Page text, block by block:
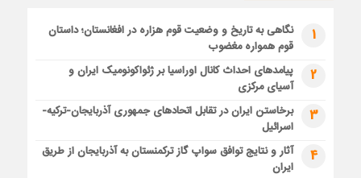
1
نگاهی به تاریخ و وضعیت قوم هزاره در افغانستان؛ داستان
قوم همواره مغضوب
2
پیامدهای احداث کانال اوراسیا بر ژئواکونومیک ایران و
آسیای مرکزی
3
برخاستن ایران در تقابل اتحادهای جمهوری آذربایجان-ترکیه-
اسرائیل
4
آثار و نتایج توافق سواپ گاز ترکمنستان به آذربایجان از طریق
ایران